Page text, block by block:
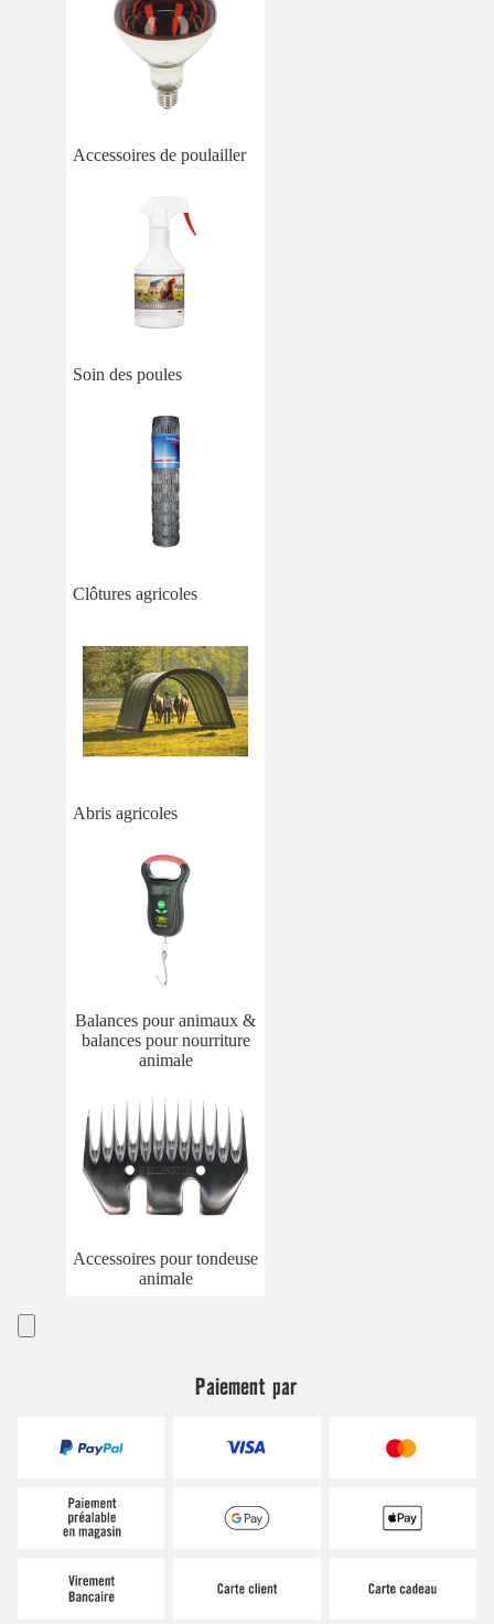
Accessoires de poulailler
Soin des poules
Clôtures agricoles
Abris agricoles
Balances pour animaux &
balances pour nourriture
animale
Accessoires pour tondeuse
animale
Paiement par